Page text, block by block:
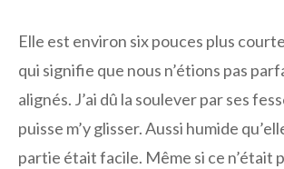
Elle est environ six pouces plus
qui signifie que nous n’étions pas
alignés. J’ai dû la soulever par ses
puisse m’y glisser. Aussi humide
partie était facile. Même si ce n’était